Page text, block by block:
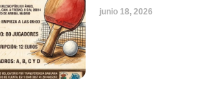
junio 18, 2026